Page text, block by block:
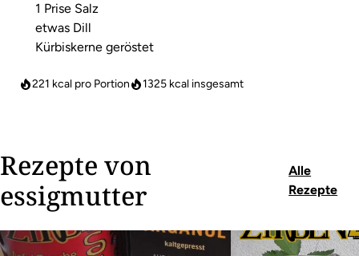
1 Prise Salz
etwas Dill
Kürbiskerne geröstet
221 kcal pro Portion 1325 kcal insgesamt
Rezepte von
essigmutter
Alle
Rezepte